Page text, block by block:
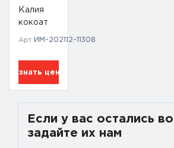
Калия
кокоат
Арт: ИМ-202112-11308
Узнать цену
Если у вас остались
задайте их нам